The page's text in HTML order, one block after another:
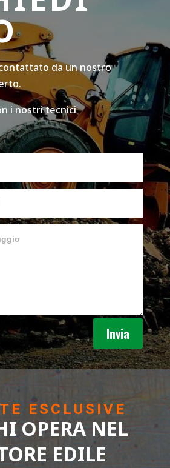
da un nostro
i nostri tecnici
Invia
ESCLUSIVE
OPERA NEL
EDILE